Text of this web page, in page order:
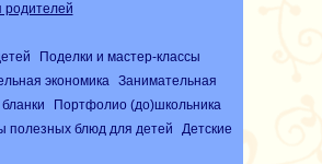
родителей
Поделки и мастер-классы
экономика
Занимательная
Портфолио (до)школьника
полезных блюд для детей
Детские